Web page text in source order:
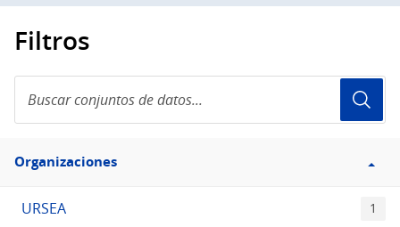
Filtros
conjuntos
de
Filtro
Organizaciones
Organizaciones
URSEA 1